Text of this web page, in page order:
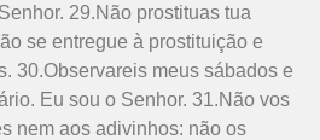
29.Não prostituas tua
se entregue à prostituição e
30.Observareis meus sábados e
Eu sou o Senhor. 31.Não vos
nem aos adivinhos: não os